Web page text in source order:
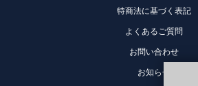
特商法に基づく表記
よくあるご質問
お問い合わせ
お知らせ